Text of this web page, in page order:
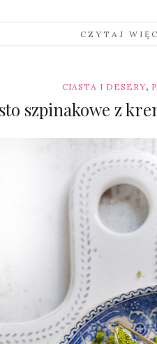
CZYTAJ
CIASTA I DESERY,
szpinakowe z